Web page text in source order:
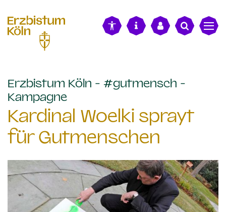
Erzbistum Köln - #gutmensch -
Kampagne:
Kardinal Woelki sprayt
für Gutmenschen